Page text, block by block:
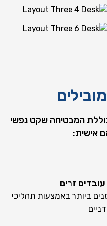
ברזלנות
עבודות שלד ותשתית
המבטיחה שקט נפשי
אישית:
זרים
ביותר באמצעות תהליכי